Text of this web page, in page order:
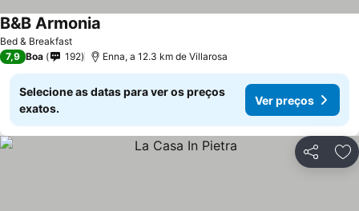
Bed & Breakfast
B&B Armonia
7,9 Boa 192 Enna, a 12.3 km de Villarosa
Selecione as datas para ver os preços
exatos.
Ver preços
Partilhar